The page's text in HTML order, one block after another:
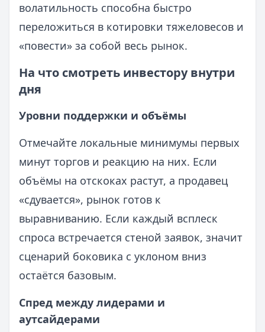
волатильность способна быстро
переложиться в котировки тяжеловесов и
«повести» за собой весь рынок.
На что смотреть инвестору внутри
дня
Уровни поддержки и объёмы
Отмечайте локальные минимумы первых
минут торгов и реакцию на них. Если
объёмы на отскоках растут, а продавец
«сдувается», рынок готов к
выравниванию. Если каждый всплеск
спроса встречается стеной заявок, значит
сценарий боковика с уклоном вниз
остаётся базовым.
Спред между лидерами и
аутсайдерами